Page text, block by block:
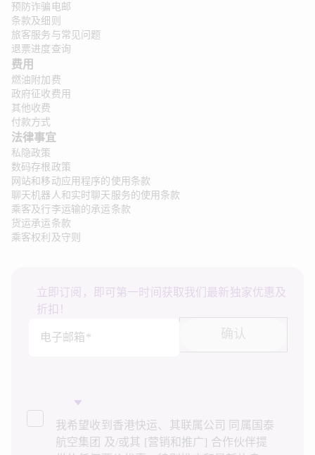
预防诈骗电邮
条款及细则
旅客服务与常见问题
退票进度查询
费用
燃油附加费
政府征收费用
其他收费
付款方式
法律事宜
私隐政策
数码存根政策
网站和移动应用程序的使用条款
聊天机器人和实时聊天服务的使用条款
乘客及行李运输的承运条款
货运承运条款
乘客权利及守则
立即订阅，即可第一时间获取我们最新独家优惠及
折扣！
电子邮箱*
确认
我希望收到香港快运、其联属公司 同属国泰
航空集团 及/或其 [营销和推广] 合作伙伴提